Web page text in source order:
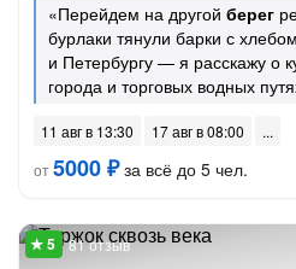
«Перейдем на другой берег
бурлаки тянули барки с
и Петербургу — я расскажу о
города и торговых водных
11 авг в 13:30
17 авг в 08:00
от5000 ₽за всё до 5 чел.
81 отзыв